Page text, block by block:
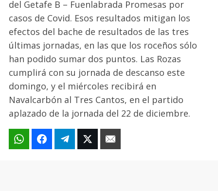
del Getafe B – Fuenlabrada Promesas por
casos de Covid. Esos resultados mitigan los
efectos del bache de resultados de las tres
últimas jornadas, en las que los roceños sólo
han podido sumar dos puntos. Las Rozas
cumplirá con su jornada de descanso este
domingo, y el miércoles recibirá en
Navalcarbón al Tres Cantos, en el partido
aplazado de la jornada del 22 de diciembre.